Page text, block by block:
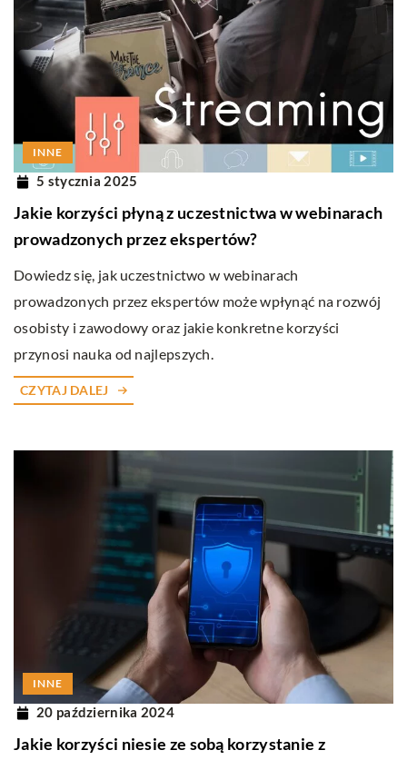
INNE
5 stycznia 2025
Jakie korzyści płyną z uczestnictwa w webinarach
prowadzonych przez ekspertów?
Dowiedz się, jak uczestnictwo w webinarach
prowadzonych przez ekspertów może wpłynąć na rozwój
osobisty i zawodowy oraz jakie konkretne korzyści
przynosi nauka od najlepszych.
CZYTAJ DALEJ
INNE
20 października 2024
Jakie korzyści niesie ze sobą korzystanie z